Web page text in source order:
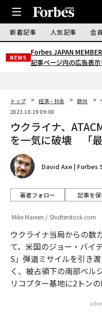
新着記事 人気記事 会
NEWS
Forbes JAPAN
記事ページ内の広告表
トップ 経済・社会 欧州
2023.10.19 09:00
ウクライナ、
を一気に破壊 「最
David Axe | Forbes
著者フォロー 記事を
Mike Mareen / Shutterstock.com
ウクライナ当局からの数
て、米国のジョー・バイ
S」弾道ミサイルを引き
く、被占領下の南部ベル
リコプター基地に2トン